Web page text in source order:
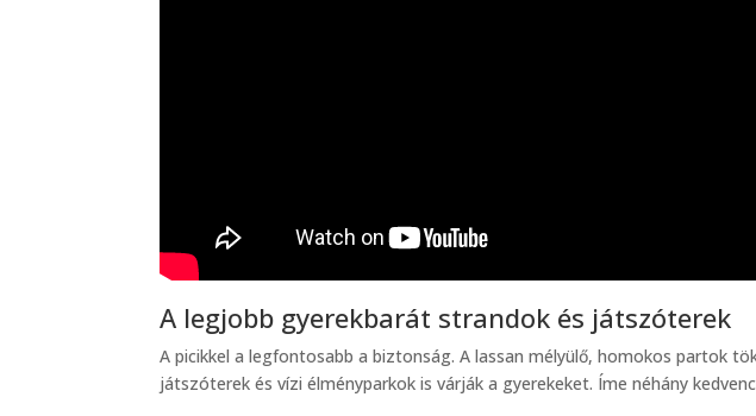
A legjobb gyerekbarát strandok és játszóterek
A picikkel a legfontosabb a biztonság. A lassan mélyülő, homokos partok
játszóterek és vízi élményparkok is várják a gyerekeket. Íme néhány